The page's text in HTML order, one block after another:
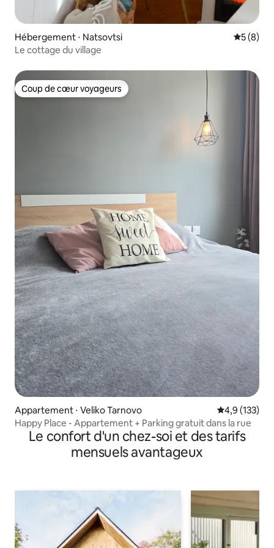
Hébergement ⋅ Natsovtsi
5 (8)
Le cottage du village
Coup de cœur voyageurs
Coup de cœur voyageurs
Appartement ⋅ Veliko Tarnovo Évaluation
4,9 (133)
Happy Place - Appartement + Parking gratuit dans la rue
Le confort d'un chez-soi et des tarifs
mensuels avantageux